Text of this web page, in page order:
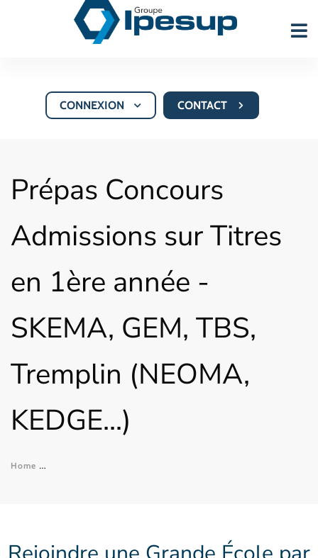
CONTACT
CONNEXION
Prépas Concours
Admissions sur Titres
en 1ère année -
SKEMA, GEM, TBS,
Tremplin (NEOMA,
KEDGE...)
Home